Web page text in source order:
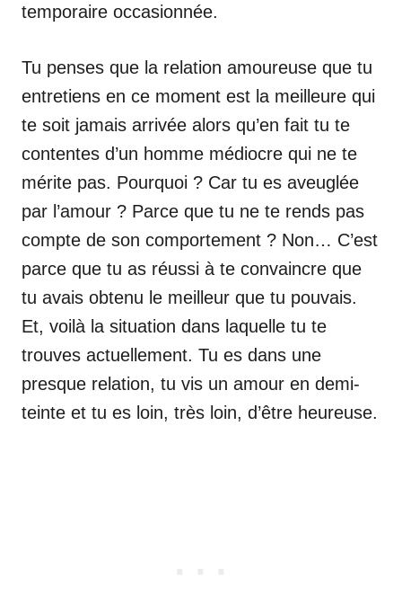
temporaire occasionnée.
Tu penses que la relation amoureuse que tu
entretiens en ce moment est la meilleure qui
te soit jamais arrivée alors qu’en fait tu te
contentes d’un homme médiocre qui ne te
mérite pas. Pourquoi ? Car tu es aveuglée
par l’amour ? Parce que tu ne te rends pas
compte de son comportement ? Non… C’est
parce que tu as réussi à te convaincre que
tu avais obtenu le meilleur que tu pouvais.
Et, voilà la situation dans laquelle tu te
trouves actuellement. Tu es dans une
presque relation, tu vis un amour en demi-
teinte et tu es loin, très loin, d’être heureuse.